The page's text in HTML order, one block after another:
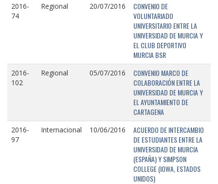
2016-
74
Regional 20/07/2016
CONVENIO DE
VOLUNTARIADO
UNIVERSITARIO ENTRE LA
UNIVERSIDAD DE MURCIA Y
EL CLUB DEPORTIVO
MURCIA BSR
2016-
102
Regional 05/07/2016
CONVENIO MARCO DE
COLABORACIÓN ENTRE LA
UNIVERSIDAD DE MURCIA Y
EL AYUNTAMIENTO DE
CARTAGENA
2016-
97
Internacional 10/06/2016
ACUERDO DE INTERCAMBIO
DE ESTUDIANTES ENTRE LA
UNIVERSIDAD DE MURCIA
(ESPAÑA) Y SIMPSON
COLLEGE (IOWA, ESTADOS
UNIDOS)